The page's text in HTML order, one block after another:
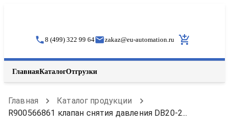
8 (499) 322 99 64 zakaz@eu-automation.ru
ГлавнаяКаталогОтгрузки
Главная
Каталог продукции
R900566861 клапан снятия давления DB20-2...